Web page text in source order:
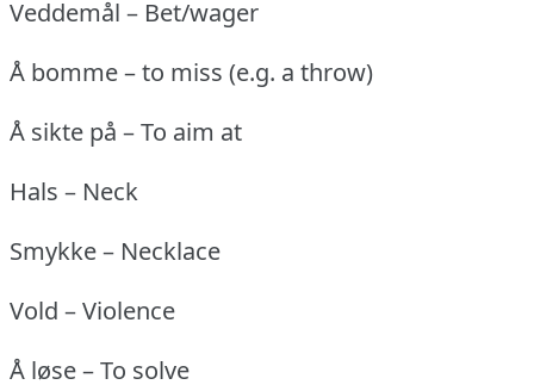
Veddemål – Bet/wager
Å bomme – to miss (e.g. a throw)
Å sikte på – To aim at
Hals – Neck
Smykke – Necklace
Vold – Violence
Å løse – To solve